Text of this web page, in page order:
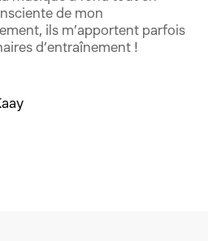
de mon
ils m’apportent parfois
d’entraînement !